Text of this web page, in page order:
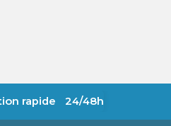
rapide 24/48h